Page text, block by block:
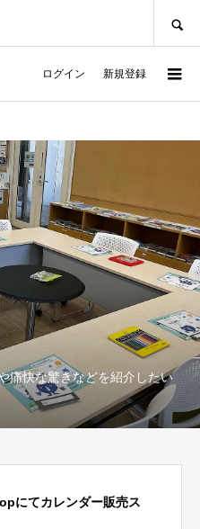
ログイン 新規登録
痛快な驚きなどを紹介したい
にてカレンダー販売ス